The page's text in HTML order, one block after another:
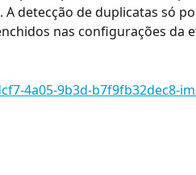
A detecção de duplicatas só
nas configurações da